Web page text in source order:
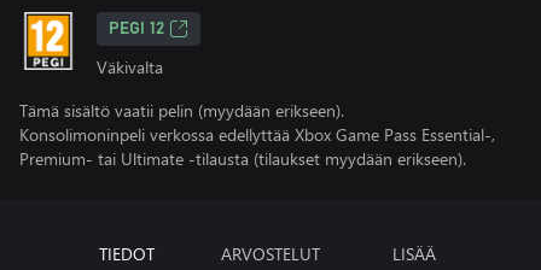
PEGI 12
Väkivalta
Tämä sisältö vaatii pelin (myydään erikseen).
Konsolimoninpeli verkossa edellyttää Xbox Game Pass Essential-,
Premium- tai Ultimate -tilausta (tilaukset myydään erikseen).
TIEDOT ARVOSTELUT LISÄÄ